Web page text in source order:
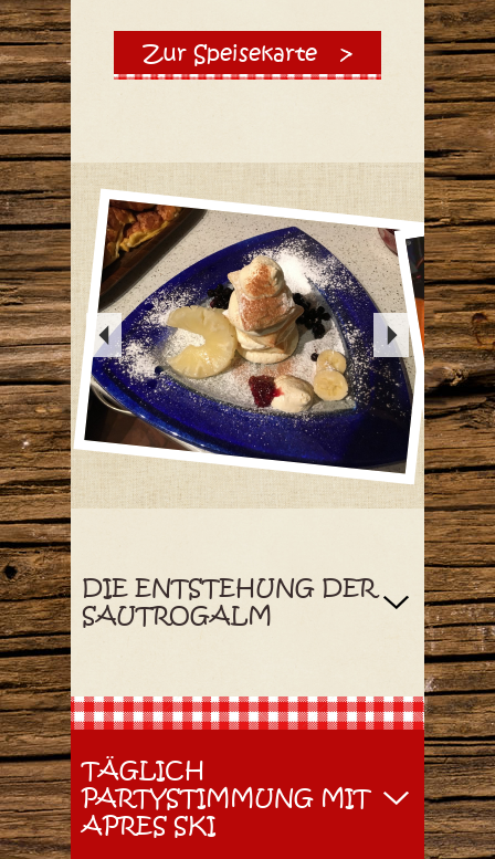
Zur Speisekarte
DIE ENTSTEHUNG DER
SAUTROGALM
TÄGLICH
PARTYSTIMMUNG MIT
APRES SKI